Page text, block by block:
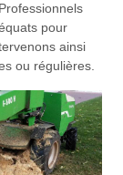
pour
ainsi
ou régulières.